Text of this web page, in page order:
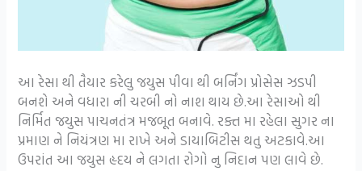
આ રેસા થી તૈયાર કરેલુ જયુસ પીવા થી બર્નિંગ પ્રોસેસ ઝડપી
બનશે અને વધારા ની ચરબી નો નાશ થાય છે.આ રેસાઓ થી
નિર્મિત જયુસ પાચનતંત્ર મજબૂત બનાવે. રક્ત મા રહેલા સુગર ના
પ્રમાણ ને નિયંત્રણ મા રાખે અને ડાયાબિટીસ થતુ અટકાવે.આ
ઉપરાંત આ જયુસ હૃદય ને લગતા રોગો નુ નિદાન પણ લાવે છે.